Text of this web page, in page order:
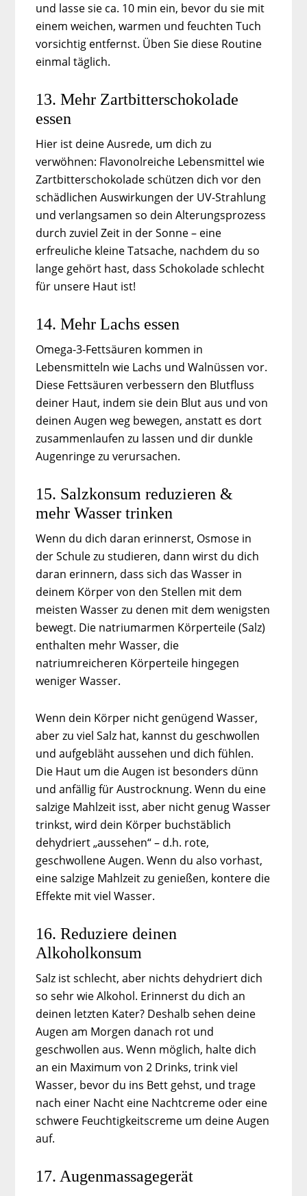
und lasse sie ca. 10 min ein, bevor du sie mit
einem weichen, warmen und feuchten Tuch
vorsichtig entfernst. Üben Sie diese Routine
einmal täglich.
13. Mehr Zartbitterschokolade
essen
Hier ist deine Ausrede, um dich zu
verwöhnen: Flavonolreiche Lebensmittel wie
Zartbitterschokolade schützen dich vor den
schädlichen Auswirkungen der UV-Strahlung
und verlangsamen so dein Alterungsprozess
durch zuviel Zeit in der Sonne – eine
erfreuliche kleine Tatsache, nachdem du so
lange gehört hast, dass Schokolade schlecht
für unsere Haut ist!
14. Mehr Lachs essen
Omega-3-Fettsäuren kommen in
Lebensmitteln wie Lachs und Walnüssen vor.
Diese Fettsäuren verbessern den Blutfluss
deiner Haut, indem sie dein Blut aus und von
deinen Augen weg bewegen, anstatt es dort
zusammenlaufen zu lassen und dir dunkle
Augenringe zu verursachen.
15. Salzkonsum reduzieren &
mehr Wasser trinken
Wenn du dich daran erinnerst, Osmose in
der Schule zu studieren, dann wirst du dich
daran erinnern, dass sich das Wasser in
deinem Körper von den Stellen mit dem
meisten Wasser zu denen mit dem wenigsten
bewegt. Die natriumarmen Körperteile (Salz)
enthalten mehr Wasser, die
natriumreicheren Körperteile hingegen
weniger Wasser.
Wenn dein Körper nicht genügend Wasser,
aber zu viel Salz hat, kannst du geschwollen
und aufgebläht aussehen und dich fühlen.
Die Haut um die Augen ist besonders dünn
und anfällig für Austrocknung. Wenn du eine
salzige Mahlzeit isst, aber nicht genug Wasser
trinkst, wird dein Körper buchstäblich
dehydriert „aussehen“ – d.h. rote,
geschwollene Augen. Wenn du also vorhast,
eine salzige Mahlzeit zu genießen, kontere die
Effekte mit viel Wasser.
16. Reduziere deinen
Alkoholkonsum
Salz ist schlecht, aber nichts dehydriert dich
so sehr wie Alkohol. Erinnerst du dich an
deinen letzten Kater? Deshalb sehen deine
Augen am Morgen danach rot und
geschwollen aus. Wenn möglich, halte dich
an ein Maximum von 2 Drinks, trink viel
Wasser, bevor du ins Bett gehst, und trage
nach einer Nacht eine Nachtcreme oder eine
schwere Feuchtigkeitscreme um deine Augen
auf.
17. Augenmassagegerät